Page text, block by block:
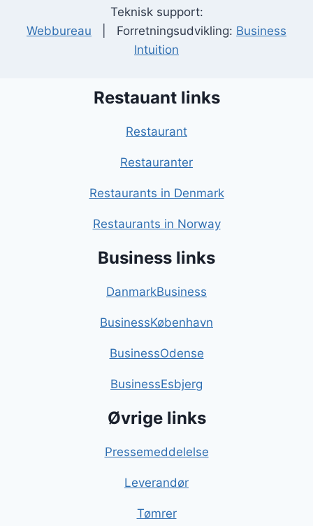
Teknisk support:
Webbureau | Forretningsudvikling: Business
Intuition
Restauant links
Restaurant
Restauranter
Restaurants in Denmark
Restaurants in Norway
Business links
DanmarkBusiness
BusinessKøbenhavn
BusinessOdense
BusinessEsbjerg
Øvrige links
Pressemeddelelse
Leverandør
Tømrer